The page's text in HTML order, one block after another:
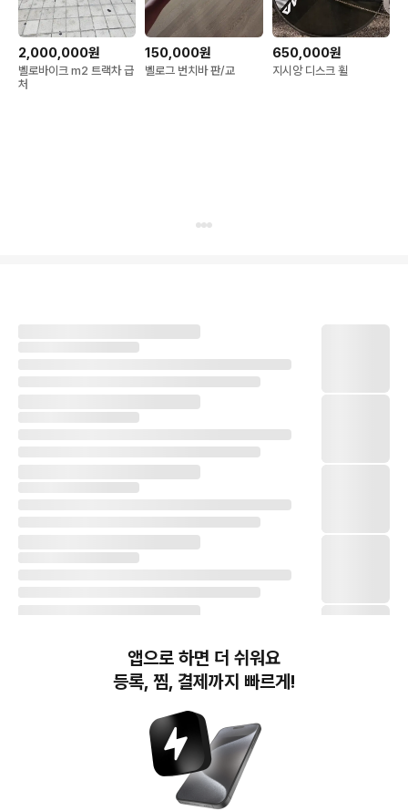
2,000,000원
벨로바이크 m2 트랙차 급
처
150,000원
벨로그 번치바 판/교
650,000원
지시앙 디스크 휠
번개장터(주) 사업자정보, 이용약관 및 기타 법적고지
번개장터㈜는 통신판매중개자이며, 통신판매의 당사자가 아닙니다. 전자상거래 등에서의
소비자보호에 관한 법률 등 관련 법령 및 번개장터㈜의 약관에 따라 상품, 상품정보, 거래에 관한 책임은
앱으로 하면 더 쉬워요
등록, 찜, 결제까지 빠르게!